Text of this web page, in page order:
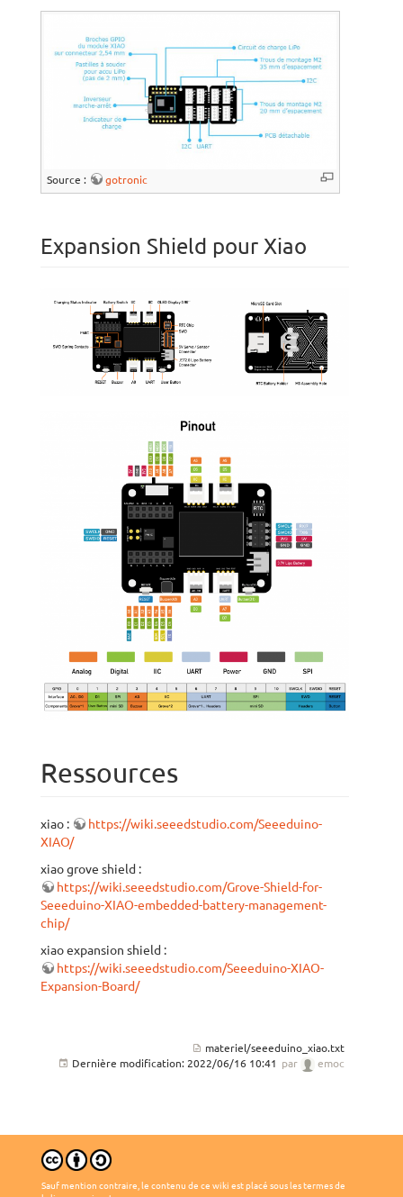
Source : gotronic
Expansion Shield pour Xiao
Ressources
xiao :
https://wiki.seeedstudio.com/Seeeduino-
XIAO/
xiao grove shield :
https://wiki.seeedstudio.com/Grove-Shield-for-
Seeeduino-XIAO-embedded-battery-management-
chip/
xiao expansion shield :
https://wiki.seeedstudio.com/Seeeduino-XIAO-
Expansion-Board/
materiel/seeeduino_xiao.txt
Dernière modification: 2022/06/16 10:41 par emoc
Sauf mention contraire, le contenu de ce wiki est placé sous les termes de